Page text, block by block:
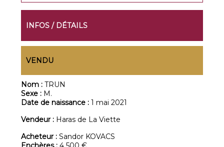
INFOS / DÉTAILS
VENDU
Nom :TRUN
Sexe : M.
Date de naissance :1 mai 2021
Vendeur : Haras de La Viette
Acheteur :Sandor KOVACS